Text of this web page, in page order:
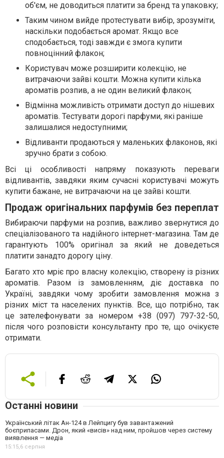
об'єм, не доводиться платити за бренд та упаковку;
Таким чином вийде протестувати вибір, зрозуміти,
наскільки подобається аромат. Якщо все
сподобається, тоді завжди є змога купити
повноцінний флакон;
Користувач може розширити колекцію, не
витрачаючи зайві кошти. Можна купити кілька
ароматів розпив, а не один великий флакон;
Відмінна можливість отримати доступ до нішевих
ароматів. Тестувати дорогі парфуми, які раніше
залишалися недоступними;
Відливанти продаються у маленьких флаконов, які
зручно брати з собою.
Всі ці особливості напряму показують переваги
відливантів, завдяки яким сучасні користувачі можуть
купити бажане, не витрачаючи на це зайві кошти.
Продаж оригінальних парфумів без переплат
Вибираючи парфуми на розпив, важливо звернутися до
спеціалізованого та надійного інтернет-магазина. Там де
гарантують 100% оригінал за який не доведеться
платити занадто дорогу ціну.
Багато хто мріє про власну колекцію, створену із різних
ароматів. Разом із замовленням, діє доставка по
Україні, завдяки чому зробити замовлення можна з
різних міст та населених пунктів. Все, що потрібно, так
це зателефонувати за номером +38 (097) 797-32-50,
після чого розповісти консультанту про те, що очікуєте
отримати.
Останні новини
Український літак Ан-124 в Лейпцигу був завантажений
боєприпасами. Дрон, який «висів» над ним, пройшов через систему
виявлення — медіа
15:15,6 серпня